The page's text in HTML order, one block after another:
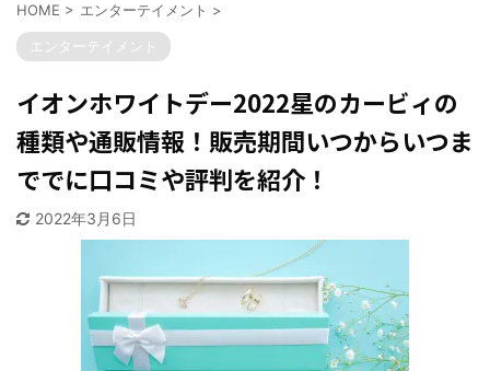
HOME > エンターテイメント >
エンターテイメント
イオンホワイトデー2022星のカービィの
種類や通販情報！販売期間いつからいつま
ででに口コミや評判を紹介！
2022年3月6日